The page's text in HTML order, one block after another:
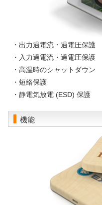
・出力過電流・過電圧保護
・入力過電流・過電圧保護
・高温時のシャットダウン
・短絡保護
・静電気放電 (ESD) 保護
機能